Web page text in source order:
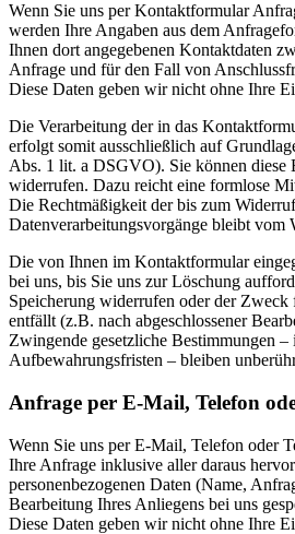
Wenn Sie uns per Kontaktformular
werden Ihre Angaben aus dem
Ihnen dort angegebenen Kontaktdaten
Anfrage und für den Fall von
Diese Daten geben wir nicht ohne Ihre
Die Verarbeitung der in das
erfolgt somit ausschließlich auf
Abs. 1 lit. a DSGVO). Sie können diese
widerrufen. Dazu reicht eine formlose
Die Rechtmäßigkeit der bis zum
Datenverarbeitungsvorgänge bleibt vom
Die von Ihnen im Kontaktformular
bei uns, bis Sie uns zur Löschung
Speicherung widerrufen oder der Zweck
entfällt (z.B. nach abgeschlossener
Zwingende gesetzliche Bestimmungen –
Aufbewahrungsfristen – bleiben
Anfrage per E-Mail, Telefon
Wenn Sie uns per E-Mail, Telefon oder
Ihre Anfrage inklusive aller daraus
personenbezogenen Daten (Name,
Bearbeitung Ihres Anliegens bei uns
Diese Daten geben wir nicht ohne Ihre